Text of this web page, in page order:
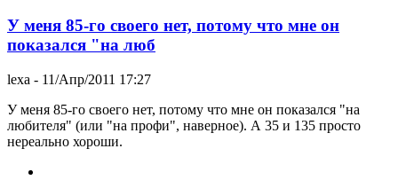
У меня 85-го своего нет, потому что мне он
показался "на люб
lexa - 11/Апр/2011 17:27
У меня 85-го своего нет, потому что мне он показался "на
любителя" (или "на профи", наверное). А 35 и 135 просто
нереально хороши.